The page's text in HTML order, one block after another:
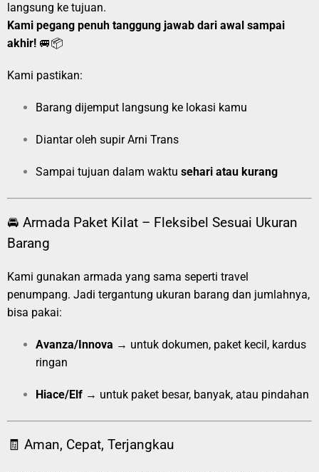
langsung ke tujuan.
Kami pegang penuh tanggung jawab dari awal sampai
akhir! 🚐📦
Kami pastikan:
Barang dijemput langsung ke lokasi kamu
Diantar oleh supir Arni Trans
Sampai tujuan dalam waktu sehari atau kurang
🚘 Armada Paket Kilat – Fleksibel Sesuai Ukuran
Barang
Kami gunakan armada yang sama seperti travel
penumpang. Jadi tergantung ukuran barang dan jumlahnya,
bisa pakai:
Avanza/Innova → untuk dokumen, paket kecil, kardus
ringan
Hiace/Elf → untuk paket besar, banyak, atau pindahan
🧾 Aman, Cepat, Terjangkau